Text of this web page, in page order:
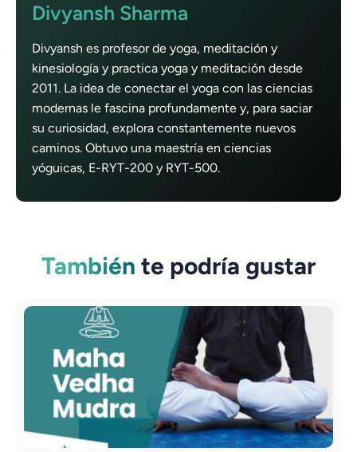
Divyansh Sharma
Divyansh es profesor de yoga, meditación y
kinesiología y practica yoga y meditación desde
2011. La idea de conectar el yoga con las ciencias
modernas le fascina profundamente y, para saciar
su curiosidad, explora constantemente nuevos
caminos. Obtuvo una maestría en ciencias
yóguicas, E-RYT-200 y RYT-500.
También te podría gustar